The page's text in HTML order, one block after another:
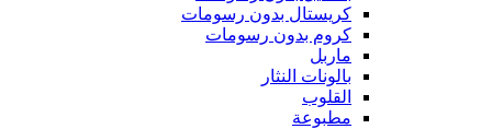
كريستال بدون رسومات
كروم بدون رسومات
ماربل
بالونات النثار
القلوب
مطبوعة